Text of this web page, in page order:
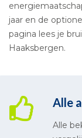
jaar en de
pagina lees je
Haaksbergen.
Alle
Alle